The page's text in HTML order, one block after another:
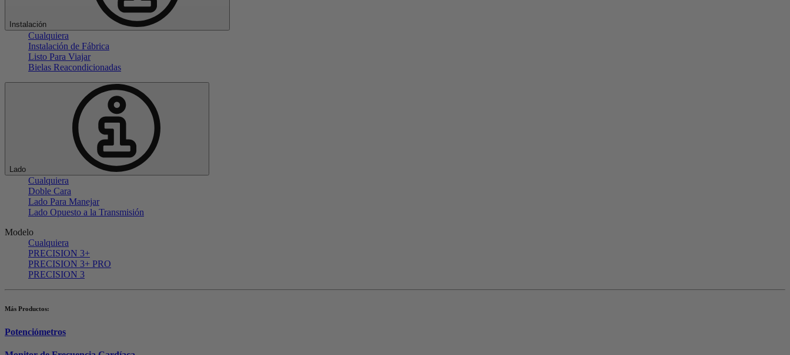
Instalación
Cualquiera
Instalación de Fábrica
Listo Para Viajar
Bielas Reacondicionadas
Lado
Cualquiera
Doble Cara
Lado Para Manejar
Lado Opuesto a la Transmisión
Modelo
Cualquiera
PRECISION 3+
PRECISION 3+ PRO
PRECISION 3
Más Productos:
Potenciómetros